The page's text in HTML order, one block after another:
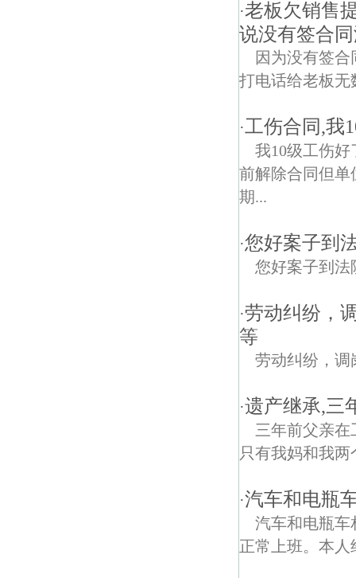
·老板欠销售
说没有签合
因为没有签
打电话给老板无
·工伤合同,我
我10级工伤
前解除合同但单
期...
·您好案子到
您好案子到法
·劳动纠纷，
等
劳动纠纷，调
·遗产继承,三
三年前父亲在
只有我妈和我
·汽车和电瓶
汽车和电瓶车
正常上班。本